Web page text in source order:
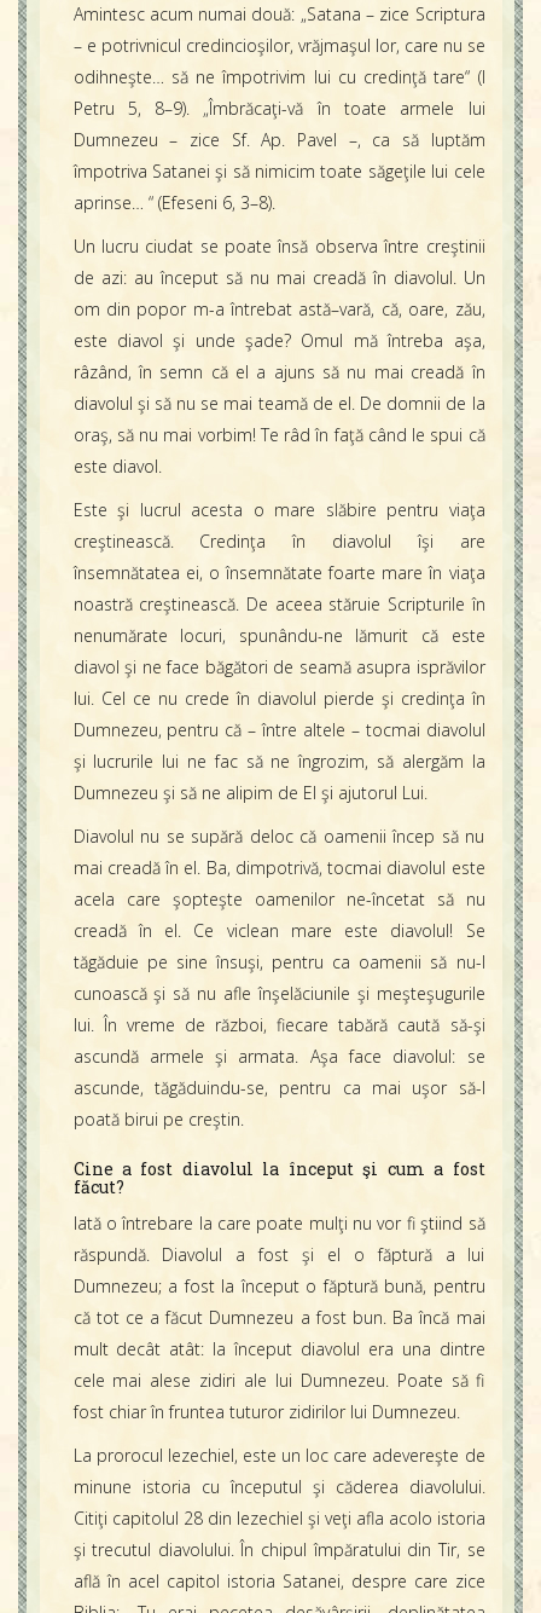
Amintesc acum numai două: „Satana – zice Scriptura
– e potrivnicul credincioşilor, vrăjmaşul lor, care nu se
odihneşte… să ne împotrivim lui cu credinţă tare“ (I
Petru 5, 8–9). „Îmbrăcaţi-vă în toate armele lui
Dumnezeu – zice Sf. Ap. Pavel –, ca să luptăm
împotriva Satanei şi să nimicim toate săgeţile lui cele
aprinse… “ (Efeseni 6, 3–8).
Un lucru ciudat se poate însă observa între creştinii
de azi: au început să nu mai creadă în diavolul. Un
om din popor m-a întrebat astă–vară, că, oare, zău,
este diavol şi unde şade? Omul mă întreba aşa,
râzând, în semn că el a ajuns să nu mai creadă în
diavolul şi să nu se mai teamă de el. De domnii de la
oraş, să nu mai vorbim! Te râd în faţă când le spui că
este diavol.
Este şi lucrul acesta o mare slăbire pentru viaţa
creştinească. Credinţa în diavolul îşi are
însemnătatea ei, o însemnătate foarte mare în viaţa
noastră creştinească. De aceea stăruie Scripturile în
nenumărate locuri, spunându-ne lămurit că este
diavol şi ne face băgători de seamă asupra isprăvilor
lui. Cel ce nu crede în diavolul pierde şi credinţa în
Dumnezeu, pentru că – între altele – tocmai diavolul
şi lucrurile lui ne fac să ne îngrozim, să alergăm la
Dumnezeu şi să ne alipim de El şi ajutorul Lui.
Diavolul nu se supără deloc că oamenii încep să nu
mai creadă în el. Ba, dimpotrivă, tocmai diavolul este
acela care şopteşte oamenilor ne-încetat să nu
creadă în el. Ce viclean mare este diavolul! Se
tăgăduie pe sine însuşi, pentru ca oamenii să nu-l
cunoască şi să nu afle înşelăciunile şi meşteşugurile
lui. În vreme de război, fiecare tabără caută să-şi
ascundă armele şi armata. Aşa face diavolul: se
ascunde, tăgăduindu-se, pentru ca mai uşor să-l
poată birui pe creştin.
Cine a fost diavolul la început şi cum a fost
făcut?
Iată o întrebare la care poate mulţi nu vor fi ştiind să
răspundă. Diavolul a fost şi el o făptură a lui
Dumnezeu; a fost la început o făptură bună, pentru
că tot ce a făcut Dumnezeu a fost bun. Ba încă mai
mult decât atât: la început diavolul era una dintre
cele mai alese zidiri ale lui Dumnezeu. Poate să fi
fost chiar în fruntea tuturor zidirilor lui Dumnezeu.
La prorocul Iezechiel, este un loc care adevereşte de
minune istoria cu începutul şi căderea diavolului.
Citiţi capitolul 28 din Iezechiel şi veţi afla acolo istoria
şi trecutul diavolului. În chipul împăratului din Tir, se
află în acel capitol istoria Satanei, despre care zice